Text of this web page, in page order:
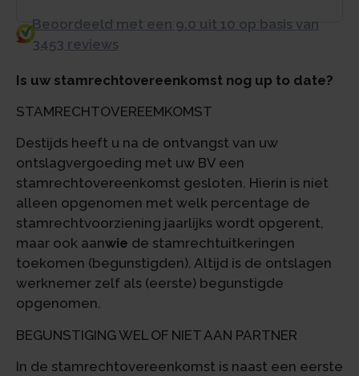
Beoordeeld met een 9.0 uit 10 op basis van
3453 reviews
Is uw stamrechtovereenkomst nog up to date?
STAMRECHTOVEREEMKOMST
Destijds heeft u na de ontvangst van uw
ontslagvergoeding met uw BV een
stamrechtovereenkomst gesloten. Hierin is niet
alleen opgenomen met welk percentage de
stamrechtvoorziening jaarlijks wordt opgerent,
maar ook aanwie de stamrechtuitkeringen
toekomen (begunstigden). Altijd is de ontslagen
werknemer zelf als (eerste) begunstigde
opgenomen.
BEGUNSTIGING WEL OF NIET AAN PARTNER
In de stamrechtovereenkomst is naast een eerste